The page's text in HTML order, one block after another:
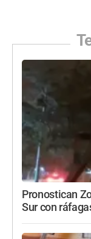
Pronostican
Sur con